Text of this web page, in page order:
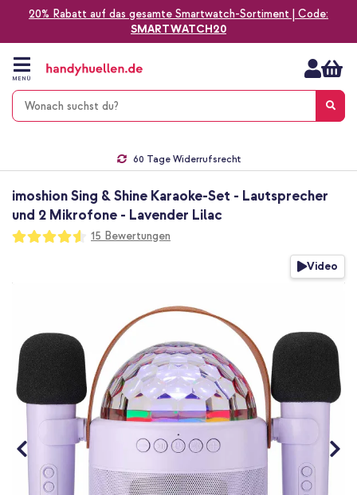
20% Rabatt auf das gesamte Smartwatch-Sortiment | Code:
SMARTWATCH20
Zum
Inhalt
springen
MENÜ
60 Tage Widerrufsrecht
imoshion Sing & Shine Karaoke-Set - Lautsprecher
und 2 Mikrofone - Lavender Lilac
Bewertung:
91
100
15 Bewertungen
Video